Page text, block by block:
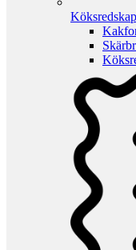
Köksredskap